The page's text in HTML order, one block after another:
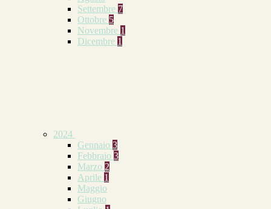
Settembre 7
Ottobre 5
Novembre 1
Dicembre 1
2024
Gennaio 3
Febbraio 3
Marzo 2
Aprile 1
Maggio
Giugno